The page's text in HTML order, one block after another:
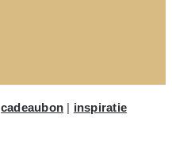
cadeaubon | inspiratie